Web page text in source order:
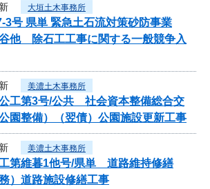
大垣土木事務所
3号 県単 緊急土石流対策砂防事業
他 除石工工事に関する一般競争入
美濃土木事務所
公工第3号/公共 社会資本整備総合交
園整備）（翌債）公園施設更新工事
美濃土木事務所
工第維暮1他号/県単 道路維持修繕
）道路施設修繕工事